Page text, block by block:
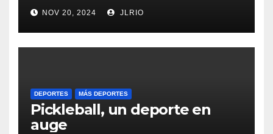
NOV 20, 2024 JLRIO
DEPORTES MÁS DEPORTES
Pickleball, un deporte en
auge